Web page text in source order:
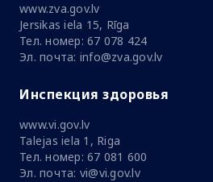
www.zva.gov.lv
Jersikas iela 15, Rīga
Тел. номер: 67 078 424
Эл. почта: info@zva.gov.lv
Инспекция здоровья
www.vi.gov.lv
Talejas iela 1, Riga
Тел. номер: 67 081 600
Эл. почта: vi@vi.gov.lv